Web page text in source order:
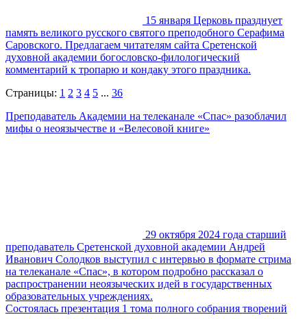
15 января Церковь празднует
память великого русского святого преподобного Серафима
Саровского. Предлагаем читателям сайта Сретенской
духовной академии богословско-филологический
комментарий к тропарю и кондаку этого праздника.
Страницы: 1 2 3 4 5 ... 36
Преподаватель Академии на телеканале «Спас» разоблачил
мифы о неоязычестве и «Велесовой книге»
29 октября 2024 года старший
преподаватель Сретенской духовной академии Андрей
Иванович Солодков выступил с интервью в формате стрима
на телеканале «Спас», в котором подробно рассказал о
распространении неоязыческих идей в государственных
образовательных учреждениях.
Состоялась презентация 1 тома полного собрания творений